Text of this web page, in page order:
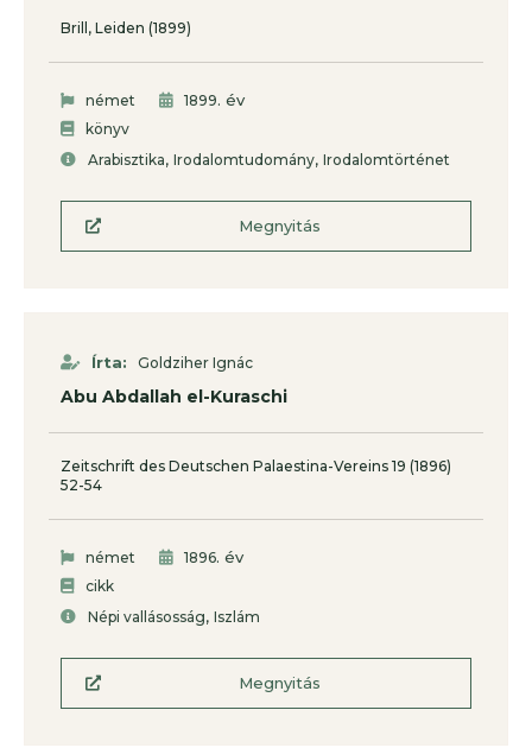
Brill, Leiden (1899)
német 1899. év
könyv
Arabisztika, Irodalomtudomány, Irodalomtörténet
Megnyitás
Írta: Goldziher Ignác
Abu Abdallah el-Kuraschi
Zeitschrift des Deutschen Palaestina-Vereins 19 (1896)
52-54
német 1896. év
cikk
Népi vallásosság, Iszlám
Megnyitás